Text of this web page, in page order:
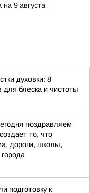
9 августа
духовки: 8
блеска и чистоты
поздравляем
то, что
дороги, школы,
подготовку к